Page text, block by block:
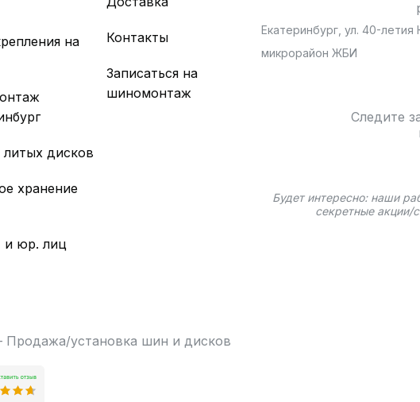
на
дисков
хранение
юр. лиц
Контакты
Записаться на
шиномонтаж
Екатеринбург, ул. 40-летия
микрорайон ЖБИ
Следите
Будет интересно: наши
секретные акции/
Продажа/установка шин и дисков